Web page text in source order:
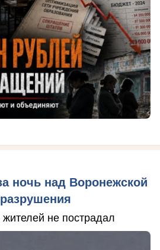
ночь над Воронежской
жителей не пострадал